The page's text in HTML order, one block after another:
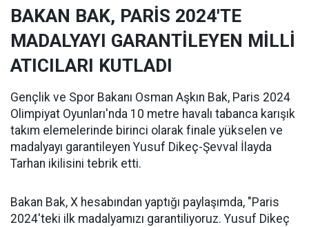
BAKAN BAK, PARİS 2024'TE
MADALYAYI GARANTİLEYEN MİLLİ
ATICILARI KUTLADI
Gençlik ve Spor Bakanı Osman Aşkın Bak, Paris 2024
Olimpiyat Oyunları'nda 10 metre havalı tabanca karışık
takım elemelerinde birinci olarak finale yükselen ve
madalyayı garantileyen Yusuf Dikeç-Şevval İlayda
Tarhan ikilisini tebrik etti.
Bakan Bak, X hesabından yaptığı paylaşımda, "Paris
2024'teki ilk madalyamızı garantiliyoruz. Yusuf Dikeç